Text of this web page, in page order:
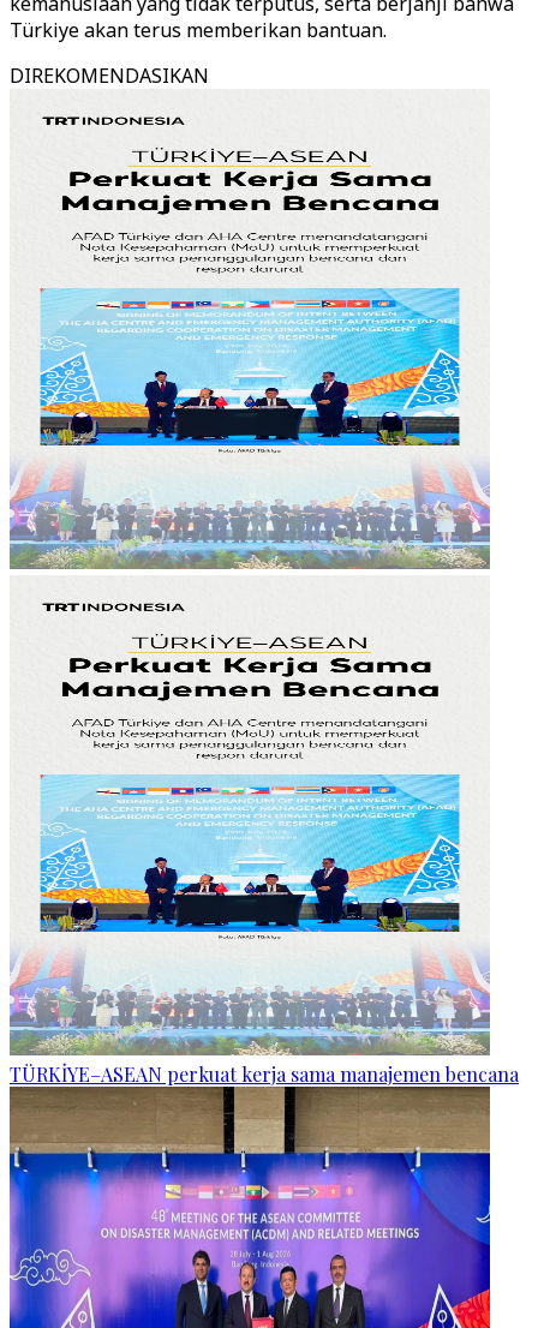
Türkiye akan terus memberikan bantuan.
DIREKOMENDASIKAN
TÜRKİYE–ASEAN perkuat kerja sama manajemen bencana